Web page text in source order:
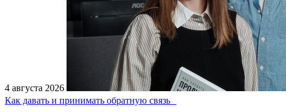
4 августа 2026
Как давать и принимать обратную связь